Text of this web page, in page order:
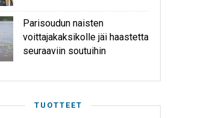
Parisoudun naisten
voittajakaksikolle jäi haastetta
seuraaviin soutuihin
TUOTTEET